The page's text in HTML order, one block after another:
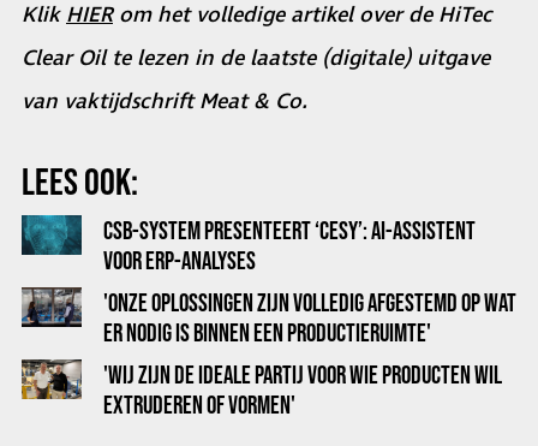
KlikHIERom het volledige artikel over de HiTec
Clear Oil te lezen in de laatste (digitale) uitgave
van vaktijdschrift Meat & Co.
LEES OOK:
CSB-SYSTEM PRESENTEERT ‘CESY’: AI-ASSISTENT
VOOR ERP-ANALYSES
'ONZE OPLOSSINGEN ZIJN VOLLEDIG AFGESTEMD OP WAT
ER NODIG IS BINNEN EEN PRODUCTIERUIMTE'
'WIJ ZIJN DE IDEALE PARTIJ VOOR WIE PRODUCTEN WIL
EXTRUDEREN OF VORMEN'